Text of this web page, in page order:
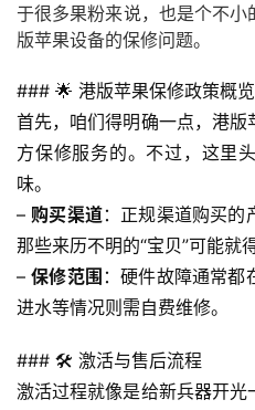
于很多果粉来说，也是个不
版苹果设备的保修问题。
### 🌟 港版苹果保修政策概览
首先，咱们得明确一点，港
方保修服务的。不过，这里
味。
– 购买渠道：正规渠道购买的
那些来历不明的“宝贝”可能就
– 保修范围 ：硬件故障通常都
进水等情况则需自费维修。
### 🛠️ 激活与售后流程
激活过程就像是给新兵器开光